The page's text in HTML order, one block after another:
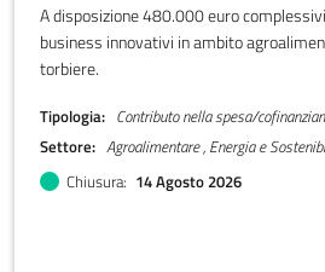
A disposizione 480.000 euro
business innovativi in ambito
torbiere.
Tipologia
Contributo nella spesa/
Settore
Agroalimentare , Energia e
Chiusura 14 Agosto 2026